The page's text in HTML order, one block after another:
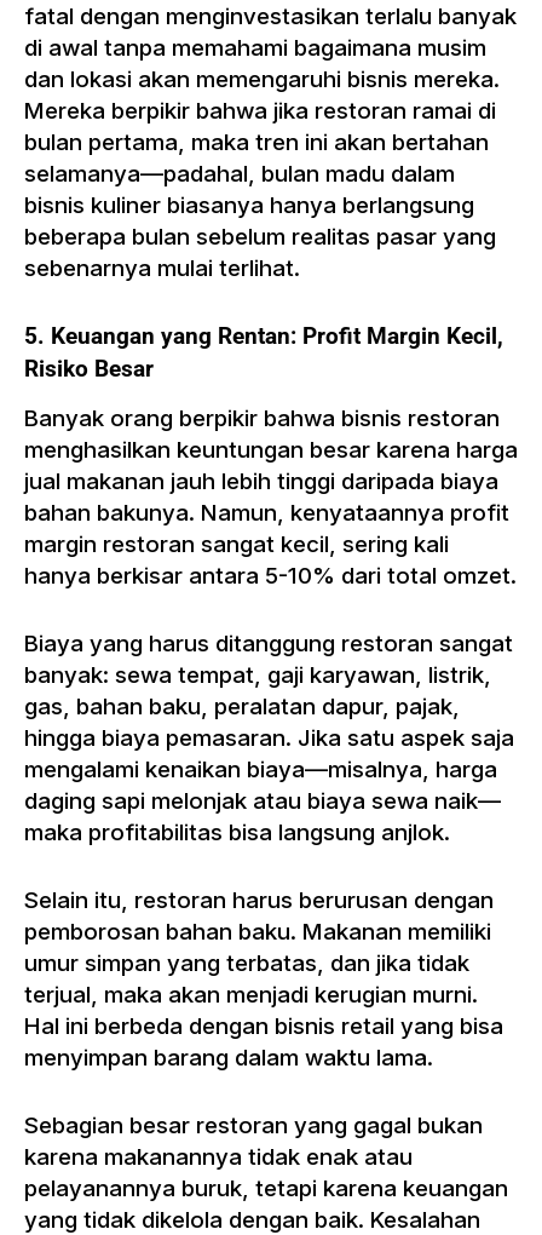
fatal dengan menginvestasikan terlalu banyak
di awal tanpa memahami bagaimana musim
dan lokasi akan memengaruhi bisnis mereka.
Mereka berpikir bahwa jika restoran ramai di
bulan pertama, maka tren ini akan bertahan
selamanya—padahal, bulan madu dalam
bisnis kuliner biasanya hanya berlangsung
beberapa bulan sebelum realitas pasar yang
sebenarnya mulai terlihat.
5. Keuangan yang Rentan: Profit Margin Kecil,
Risiko Besar
Banyak orang berpikir bahwa bisnis restoran
menghasilkan keuntungan besar karena harga
jual makanan jauh lebih tinggi daripada biaya
bahan bakunya. Namun, kenyataannya profit
margin restoran sangat kecil, sering kali
hanya berkisar antara 5-10% dari total omzet.
Biaya yang harus ditanggung restoran sangat
banyak: sewa tempat, gaji karyawan, listrik,
gas, bahan baku, peralatan dapur, pajak,
hingga biaya pemasaran. Jika satu aspek saja
mengalami kenaikan biaya—misalnya, harga
daging sapi melonjak atau biaya sewa naik—
maka profitabilitas bisa langsung anjlok.
Selain itu, restoran harus berurusan dengan
pemborosan bahan baku. Makanan memiliki
umur simpan yang terbatas, dan jika tidak
terjual, maka akan menjadi kerugian murni.
Hal ini berbeda dengan bisnis retail yang bisa
menyimpan barang dalam waktu lama.
Sebagian besar restoran yang gagal bukan
karena makanannya tidak enak atau
pelayanannya buruk, tetapi karena keuangan
yang tidak dikelola dengan baik. Kesalahan